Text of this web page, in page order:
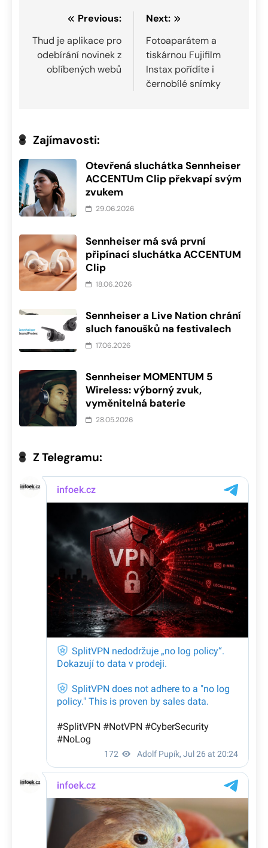
Navigace
pro
příspěvek
Previous:
Thud je aplikace pro
odebírání novinek z
oblíbených webů
Next:
Fotoaparátem a
tiskárnou Fujifilm
Instax pořídíte i
černobílé snímky
Zajímavosti:
Otevřená sluchátka Sennheiser
ACCENTUm Clip překvapí svým
zvukem
29.06.2026
Sennheiser má svá první
připínací sluchátka ACCENTUM
Clip
18.06.2026
Sennheiser a Live Nation chrání
sluch fanoušků na festivalech
17.06.2026
Sennheiser MOMENTUM 5
Wireless: výborný zvuk,
vyměnitelná baterie
28.05.2026
Z Telegramu: